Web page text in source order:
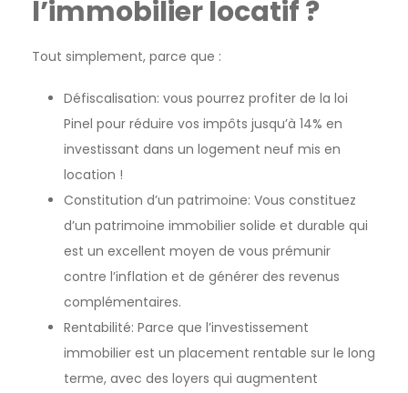
l’immobilier locatif ?
Tout simplement, parce que :
Défiscalisation: vous pourrez profiter de la loi
Pinel pour réduire vos impôts jusqu’à 14% en
investissant dans un logement neuf mis en
location !
Constitution d’un patrimoine: Vous constituez
d’un patrimoine immobilier solide et durable qui
est un excellent moyen de vous prémunir
contre l’inflation et de générer des revenus
complémentaires.
Rentabilité: Parce que l’investissement
immobilier est un placement rentable sur le long
terme, avec des loyers qui augmentent